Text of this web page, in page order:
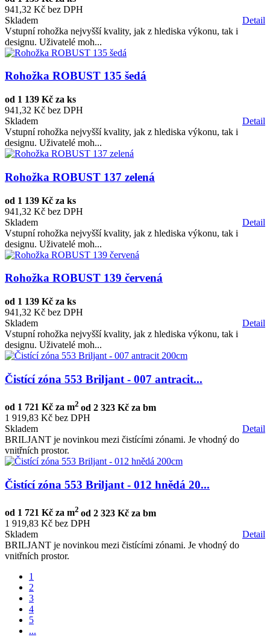
941,32 Kč bez DPH
Detail
Skladem
Vstupní rohožka nejvyšší kvality, jak z hlediska výkonu, tak i
designu. Uživatelé moh...
Rohožka ROBUST 135 šedá
od 1 139 Kč za ks
941,32 Kč bez DPH
Detail
Skladem
Vstupní rohožka nejvyšší kvality, jak z hlediska výkonu, tak i
designu. Uživatelé moh...
Rohožka ROBUST 137 zelená
od 1 139 Kč za ks
941,32 Kč bez DPH
Detail
Skladem
Vstupní rohožka nejvyšší kvality, jak z hlediska výkonu, tak i
designu. Uživatelé moh...
Rohožka ROBUST 139 červená
od 1 139 Kč za ks
941,32 Kč bez DPH
Detail
Skladem
Vstupní rohožka nejvyšší kvality, jak z hlediska výkonu, tak i
designu. Uživatelé moh...
Čistící zóna 553 Briljant - 007 antracit...
od 1 721 Kč za m2 od 2 323 Kč za bm
1 919,83 Kč bez DPH
Detail
Skladem
BRILJANT je novinkou mezi čistícími zónami. Je vhodný do
vnitřních prostor.
Čistící zóna 553 Briljant - 012 hnědá 20...
od 1 721 Kč za m2 od 2 323 Kč za bm
1 919,83 Kč bez DPH
Detail
Skladem
BRILJANT je novinkou mezi čistícími zónami. Je vhodný do
vnitřních prostor.
1
2
3
4
5
...